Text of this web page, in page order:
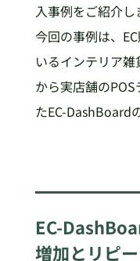
入事例をご紹介し
今回の事例は、
いるインテリア
から実店舗の
たEC-DashBoard
EC-
増加とリピ